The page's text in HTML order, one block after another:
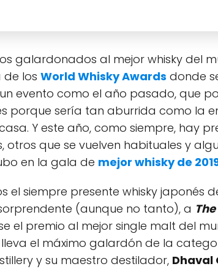
galardonados al mejor whisky del
los World Whisky Awards donde
evento como el año pasado, que
porque sería tan aburrida como la
Y este año, como siempre, hay
otros que se vuelven habituales y
en la gala de mejor whisky de
el siempre presente whisky japonés
(aunque no tanto), a
el premio al mejor single malt del
lleva el máximo galardón de la
y su maestro destilador, Dhaval